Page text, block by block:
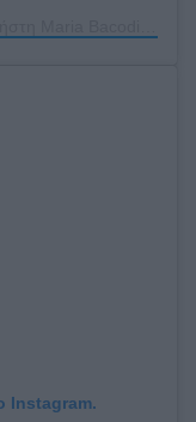
Instagram.